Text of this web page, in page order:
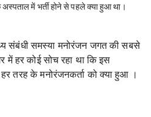
में भर्ती होने से पहले क्या हुआ था।
संबंधी समस्या मनोरंजन जगत की सबसे
में हर कोई सोच रहा था कि इस
तरह के मनोरंजनकर्ता को क्या हुआ ।